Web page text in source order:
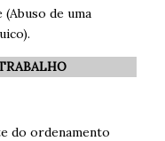
de uma
do ordenamento